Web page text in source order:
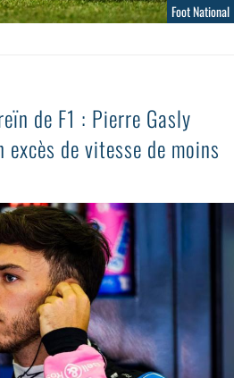
Foot National
de F1 : Pierre Gasly
de vitesse de moins